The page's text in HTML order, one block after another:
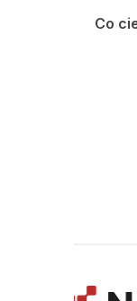
Co